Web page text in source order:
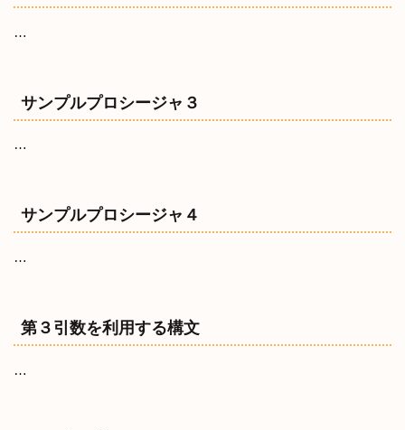
…
サンプルプロシージャ３
…
サンプルプロシージャ４
…
第３引数を利用する構文
…